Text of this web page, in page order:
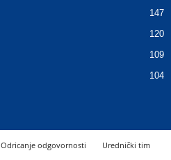
147
120
109
104
Odricanje odgovornosti Urednički tim